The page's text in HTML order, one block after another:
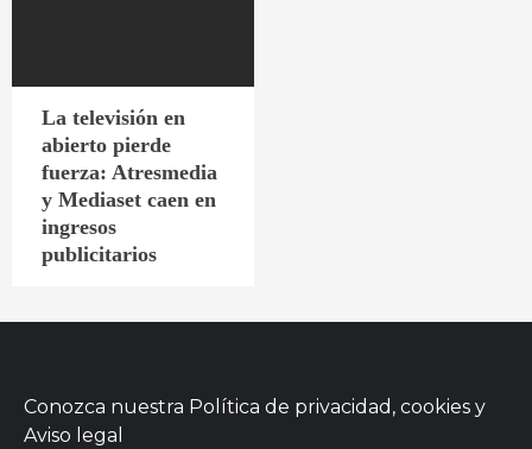
La televisión en
abierto pierde
fuerza: Atresmedia
y Mediaset caen en
ingresos
publicitarios
Conozca nuestra Política de privacidad, cookies y
Aviso legal